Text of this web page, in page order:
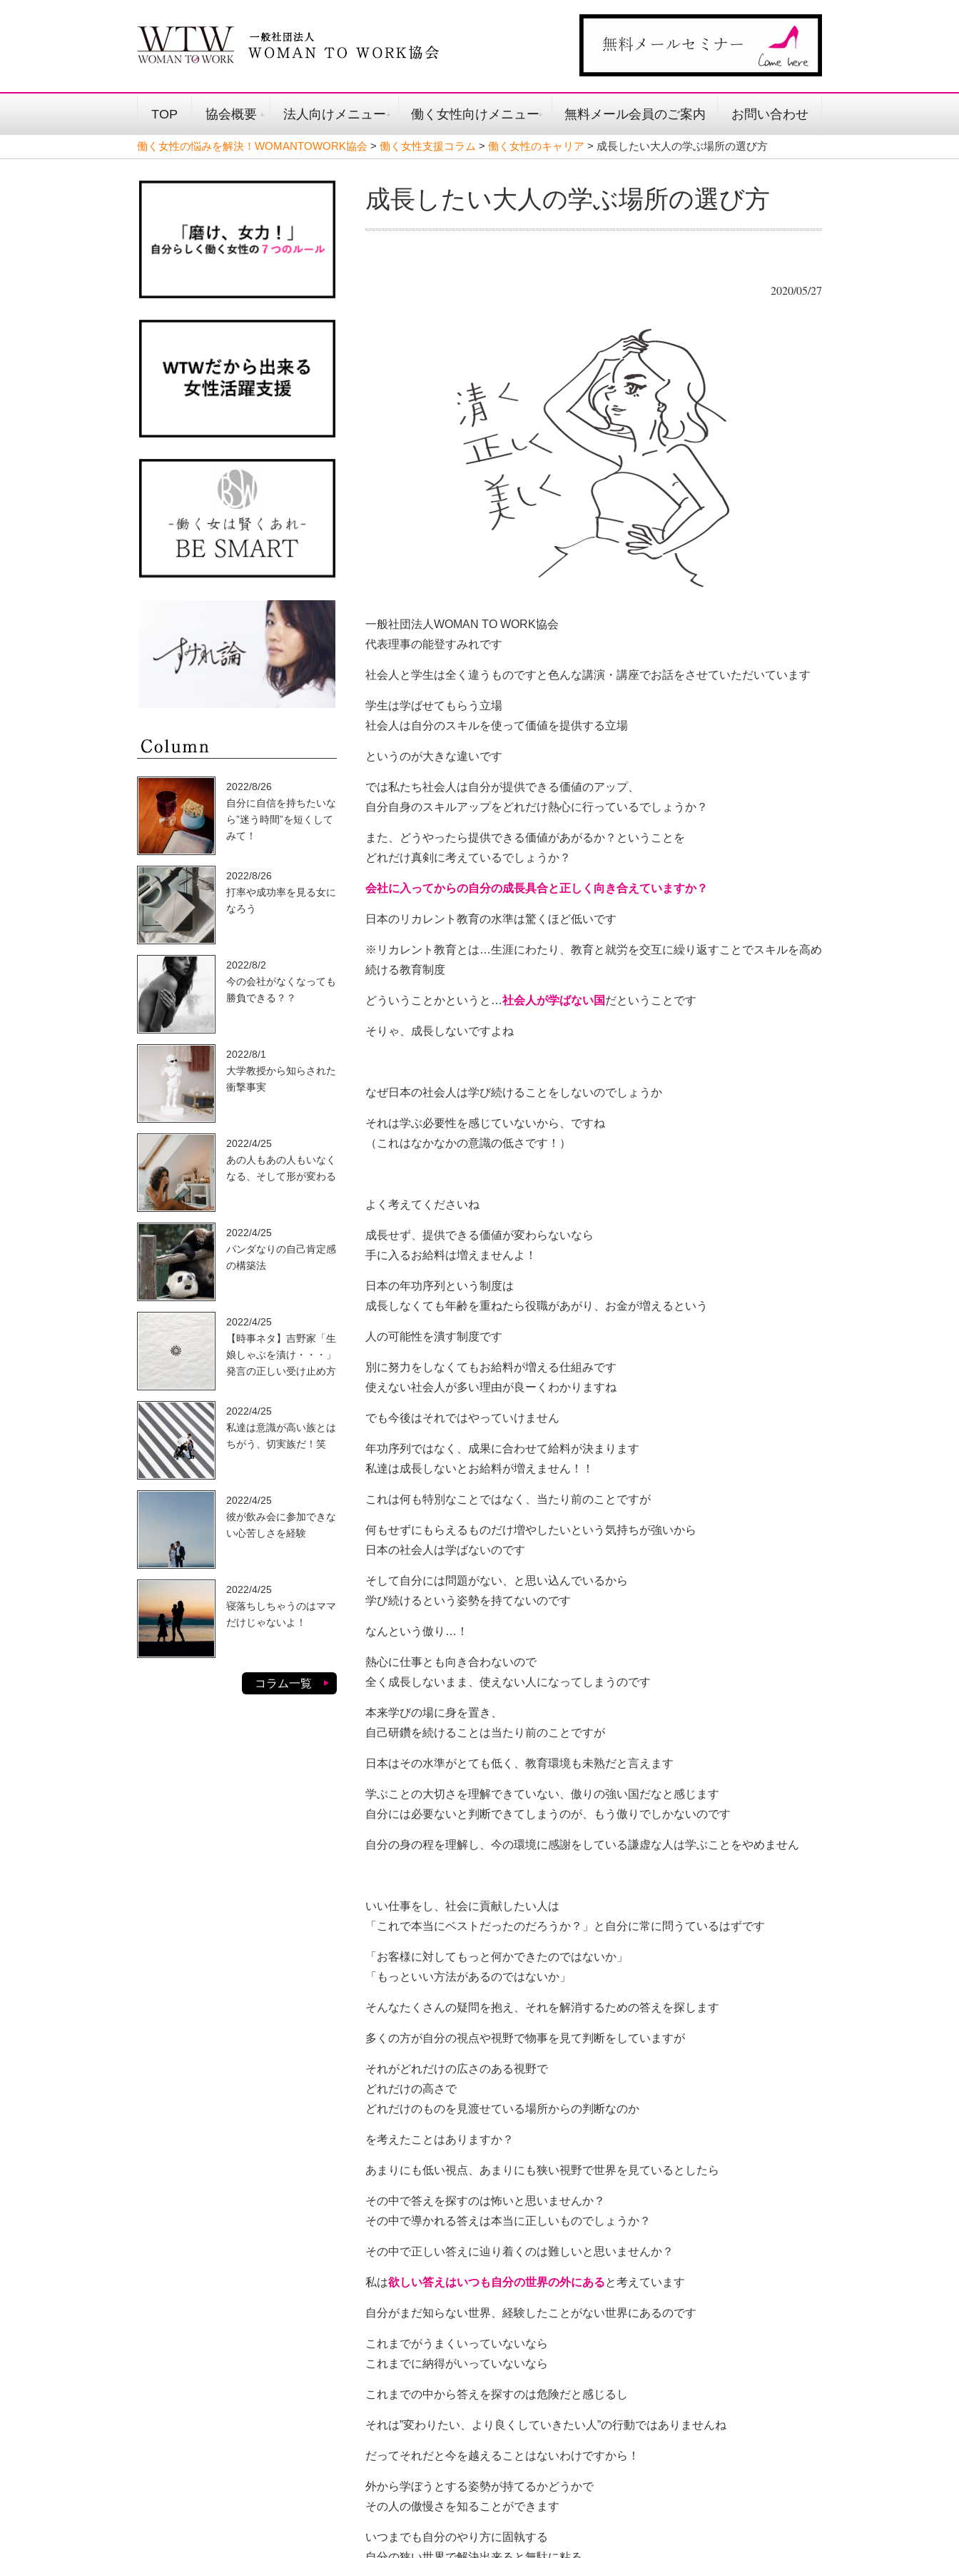
TOP 協会概要 法人向けメニュー 働く女性向けメニュー 無料メール会員のご案内 お問い合わせ
働く女性の悩みを解決！WOMANTOWORK協会 > 働く女性支援コラム > 働く女性のキャリア > 成長したい大人の学ぶ場所の選び方
成長したい大人の学ぶ場所の選び方
2020/05/27
一般社団法人WOMAN TO WORK協会
代表理事の能登すみれです
社会人と学生は全く違うものですと色んな講演・講座でお話をさせていただいています
学生は学ばせてもらう立場
社会人は自分のスキルを使って価値を提供する立場
というのが大きな違いです
では私たち社会人は自分が提供できる価値のアップ、
自分自身のスキルアップをどれだけ熱心に行っているでしょうか？
また、どうやったら提供できる価値があがるか？ということを
どれだけ真剣に考えているでしょうか？
会社に入ってからの自分の成長具合と正しく向き合えていますか？
日本のリカレント教育の水準は驚くほど低いです
※リカレント教育とは…生涯にわたり、教育と就労を交互に繰り返すことでスキルを高め
続ける教育制度
どういうことかというと…社会人が学ばない国だということです
そりゃ、成長しないですよね
なぜ日本の社会人は学び続けることをしないのでしょうか
それは学ぶ必要性を感じていないから、ですね
（これはなかなかの意識の低さです！）
よく考えてくださいね
成長せず、提供できる価値が変わらないなら
手に入るお給料は増えませんよ！
日本の年功序列という制度は
成長しなくても年齢を重ねたら役職があがり、お金が増えるという
人の可能性を潰す制度です
別に努力をしなくてもお給料が増える仕組みです
使えない社会人が多い理由が良ーくわかりますね
でも今後はそれではやっていけません
年功序列ではなく、成果に合わせて給料が決まります
私達は成長しないとお給料が増えません！！
これは何も特別なことではなく、当たり前のことですが
何もせずにもらえるものだけ増やしたいという気持ちが強いから
日本の社会人は学ばないのです
そして自分には問題がない、と思い込んでいるから
学び続けるという姿勢を持てないのです
なんという傲り…！
熱心に仕事とも向き合わないので
全く成長しないまま、使えない人になってしまうのです
本来学びの場に身を置き、
自己研鑽を続けることは当たり前のことですが
日本はその水準がとても低く、教育環境も未熟だと言えます
学ぶことの大切さを理解できていない、傲りの強い国だなと感じます
自分には必要ないと判断できてしまうのが、もう傲りでしかないのです
自分の身の程を理解し、今の環境に感謝をしている謙虚な人は学ぶことをやめません
いい仕事をし、社会に貢献したい人は
「これで本当にベストだったのだろうか？」と自分に常に問うているはずです
「お客様に対してもっと何かできたのではないか」
「もっといい方法があるのではないか」
そんなたくさんの疑問を抱え、それを解消するための答えを探します
多くの方が自分の視点や視野で物事を見て判断をしていますが
それがどれだけの広さのある視野で
どれだけの高さで
どれだけのものを見渡せている場所からの判断なのか
を考えたことはありますか？
あまりにも低い視点、あまりにも狭い視野で世界を見ているとしたら
その中で答えを探すのは怖いと思いませんか？
その中で導かれる答えは本当に正しいものでしょうか？
その中で正しい答えに辿り着くのは難しいと思いませんか？
私は欲しい答えはいつも自分の世界の外にあると考えています
自分がまだ知らない世界、経験したことがない世界にあるのです
これまでがうまくいっていないなら
これまでに納得がいっていないなら
これまでの中から答えを探すのは危険だと感じるし
それは”変わりたい、より良くしていきたい人”の行動ではありませんね
だってそれだと今を越えることはないわけですから！
外から学ぼうとする姿勢が持てるかどうかで
その人の傲慢さを知ることができます
いつまでも自分のやり方に固執する
2022/8/26
自分に自信を持ちたいな
ら”迷う時間”を短くして
みて！
2022/8/26
打率や成功率を見る女に
なろう
2022/8/2
今の会社がなくなっても
勝負できる？？
2022/8/1
大学教授から知らされた
衝撃事実
2022/4/25
あの人もあの人もいなく
なる、そして形が変わる
2022/4/25
パンダなりの自己肯定感
の構築法
2022/4/25
【時事ネタ】吉野家「生
娘しゃぶを漬け・・・」
発言の正しい受け止め方
2022/4/25
私達は意識が高い族とは
ちがう、切実族だ！笑
2022/4/25
彼が飲み会に参加できな
い心苦しさを経験
2022/4/25
寝落ちしちゃうのはママ
だけじゃないよ！
コラム一覧